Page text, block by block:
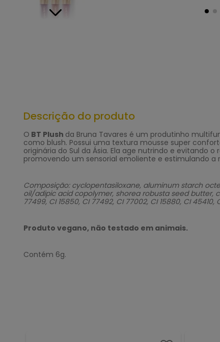
Descrição do produto
O BT Plush da Bruna Tavares é um produtinho
como blush. Possui uma textura mousse super
originária do Sul da Ásia. Ela age nutrindo e evitando
promovendo um sensorial emoliente e estimulando
Composição: cyclopentasiloxane, aluminum starch
oil/adipic acid copolymer, shorea robusta seed butter,
77499, CI 15850, CI 77492, CI 77002, CI 15880, CI 45410,
Produto vegano, não testado em animais.
Contém 6g.